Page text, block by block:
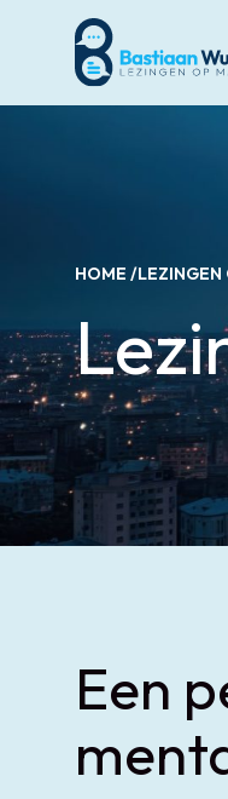
HOME /LEZINGEN
Een